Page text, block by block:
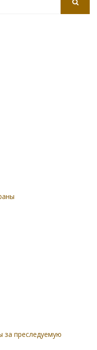
преследуемую